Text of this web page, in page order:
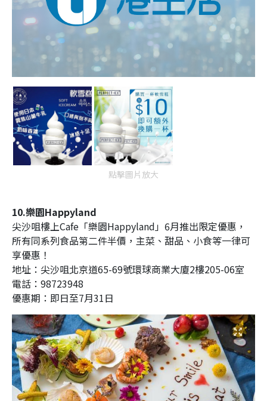
點擊圖片放大
10.樂園Happyland
尖沙咀樓上Cafe「樂園Happyland」6月推出限定優惠，
所有同系列食品第二件半價，主菜、甜品、小食等一律可
享優惠！
地址： 尖沙咀北京道65-69號環球商業大廈2樓205-06室
電話：98723948
優惠期：即日至7月31日